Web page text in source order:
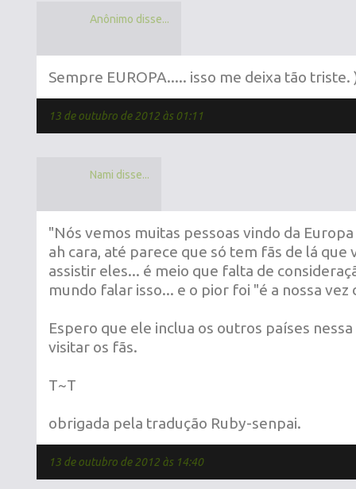
Anônimo disse...
Sempre EUROPA..... isso me deixa tão triste.
13 de outubro de 2012 às 01:11
Nami disse...
"Nós vemos muitas pessoas vindo da
ah cara, até parece que só tem fãs de lá que
assistir eles... é meio que falta de
mundo falar isso... e o pior foi "é a nossa vez
Espero que ele inclua os outros países
visitar os fãs.
T~T
obrigada pela tradução Ruby-senpai.
13 de outubro de 2012 às 14:40